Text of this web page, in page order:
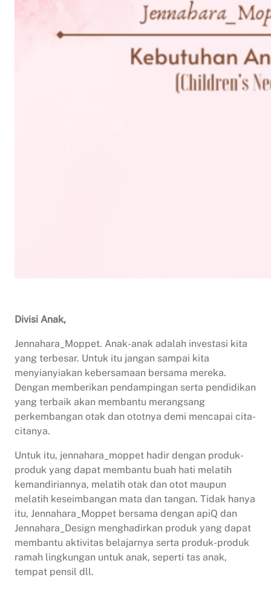
Divisi Anak,
Jennahara_Moppet. Anak-anak adalah investasi kita
yang terbesar. Untuk itu jangan sampai kita
menyianyiakan kebersamaan bersama mereka.
Dengan memberikan pendampingan serta pendidikan
yang terbaik akan membantu merangsang
perkembangan otak dan ototnya demi mencapai cita-
citanya.
Untuk itu, jennahara_moppet hadir dengan produk-
produk yang dapat membantu buah hati melatih
kemandiriannya, melatih otak dan otot maupun
melatih keseimbangan mata dan tangan. Tidak hanya
itu, Jennahara_Moppet bersama dengan apiQ dan
Jennahara_Design menghadirkan produk yang dapat
membantu aktivitas belajarnya serta produk-produk
ramah lingkungan untuk anak, seperti tas anak,
tempat pensil dll.